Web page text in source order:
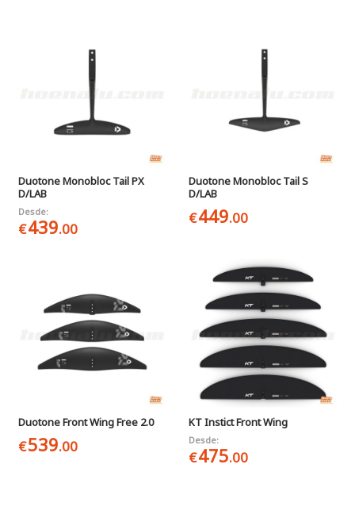
Duotone Monobloc Tail PX
D/LAB
Desde:
€439.00
Duotone Monobloc Tail S
D/LAB
€449.00
Duotone Front Wing Free 2.0
€539.00
KT Instict Front Wing
Desde:
€475.00